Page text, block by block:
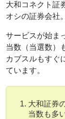
大和コネクト証
オシの証券会社。
サービスが始ま
当数（当選数）
カブスルもすぐ
ています。
大和証券
当数も多